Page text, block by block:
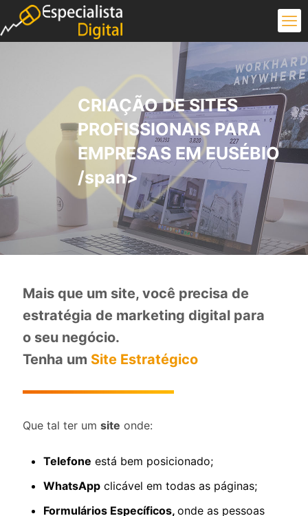
CRIAÇÃO DE SITES
PROFISSIONAIS PARA
EMPRESAS EM EUSÉBIO
/span>
Mais que um site, você precisa de
estratégia de marketing digital para
o seu negócio.
Tenha um Site Estratégico
Que tal ter um site onde:
Telefone está bem posicionado;
WhatsApp clicável em todas as páginas;
Formulários Específicos, onde as pessoas